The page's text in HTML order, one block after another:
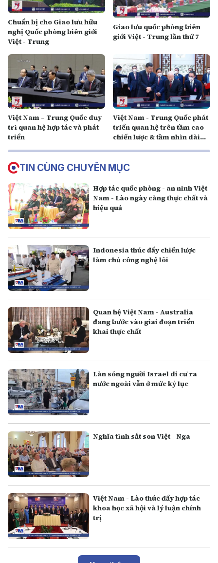
Chuẩn bị cho Giao lưu hữu
nghị Quốc phòng biên giới
Việt - Trung
Giao lưu quốc phòng biên
giới Việt - Trung lần thứ 7
Việt Nam – Trung Quốc duy
trì quan hệ hợp tác và phát
triển
Việt Nam - Trung Quốc phát
triển quan hệ trên tầm cao
chiến lược & tầm nhìn dài
TIN CÙNG CHUYÊN MỤC
Hợp tác quốc phòng - an ninh Việt
Nam - Lào ngày càng thực chất và
hiệu quả
Indonesia thúc đẩy chiến lược
làm chủ công nghệ lõi
Quan hệ Việt Nam - Australia
đang bước vào giai đoạn triển
khai thực chất
Làn sóng người Israel di cư ra
nước ngoài vẫn ở mức kỷ lục
Nghĩa tình sắt son Việt - Nga
Việt Nam - Lào thúc đẩy hợp tác
khoa học xã hội và lý luận chính
trị